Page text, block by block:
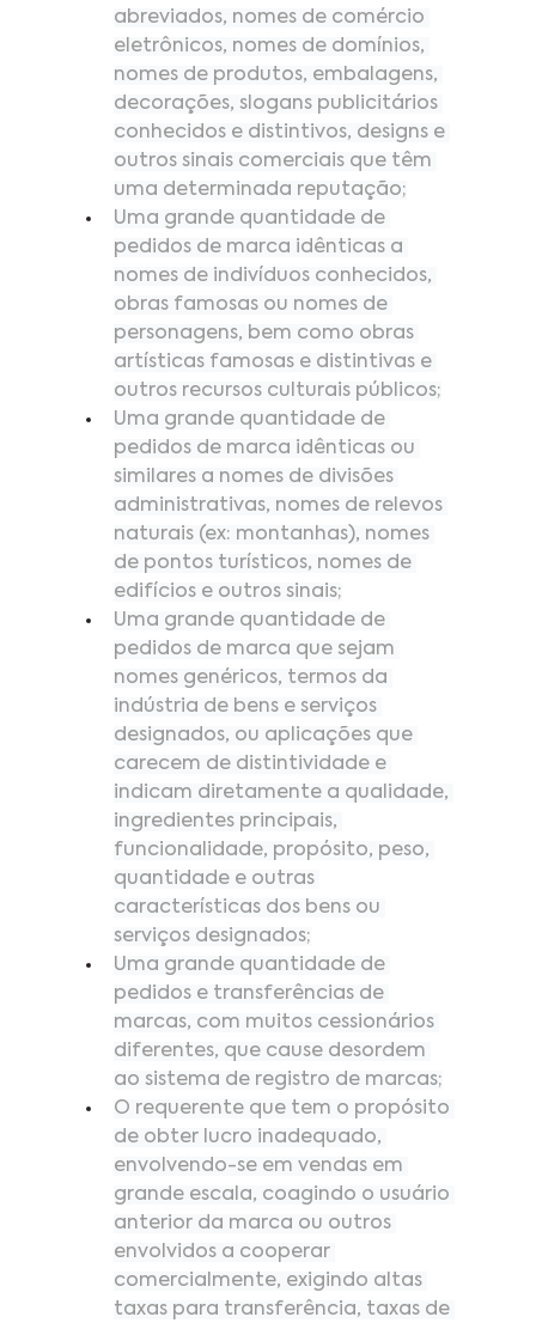
abreviados, nomes de comércio
eletrônicos, nomes de domínios,
nomes de produtos, embalagens,
decorações, slogans publicitários
conhecidos e distintivos, designs e
outros sinais comerciais que têm
uma determinada reputação;
Uma grande quantidade de
pedidos de marca idênticas a
nomes de indivíduos conhecidos,
obras famosas ou nomes de
personagens, bem como obras
artísticas famosas e distintivas e
outros recursos culturais públicos;
Uma grande quantidade de
pedidos de marca idênticas ou
similares a nomes de divisões
administrativas, nomes de relevos
naturais (ex: montanhas), nomes
de pontos turísticos, nomes de
edifícios e outros sinais;
Uma grande quantidade de
pedidos de marca que sejam
nomes genéricos, termos da
indústria de bens e serviços
designados, ou aplicações que
carecem de distintividade e
indicam diretamente a qualidade,
ingredientes principais,
funcionalidade, propósito, peso,
quantidade e outras
características dos bens ou
serviços designados;
Uma grande quantidade de
pedidos e transferências de
marcas, com muitos cessionários
diferentes, que cause desordem
ao sistema de registro de marcas;
O requerente que tem o propósito
de obter lucro inadequado,
envolvendo-se em vendas em
grande escala, coagindo o usuário
anterior da marca ou outros
envolvidos a cooperar
comercialmente, exigindo altas
taxas para transferência, taxas de